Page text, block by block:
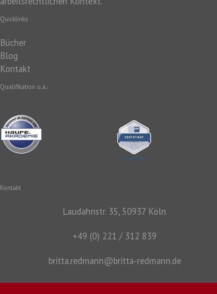
Quicklinks
Bücher
Blog
Kontakt
Qualifikation u.a.:
Kontakt
Laudahnstr. 35, 50937 Köln
+49 (0) 221 / 312 839
britta.redmann@britta-redmann.de